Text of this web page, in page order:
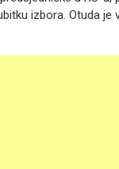
izbora. Otuda